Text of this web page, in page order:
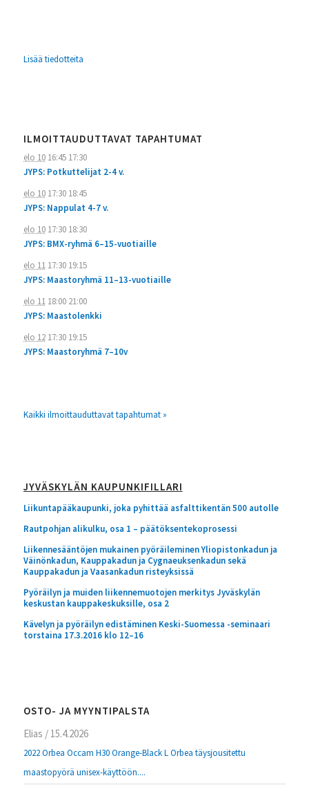
Lisää tiedotteita
ILMOITTAUDUTTAVAT TAPAHTUMAT
elo 1016:45 17:30
JYPS: Potkuttelijat 2-4 v.
elo 1017:30 18:45
JYPS: Nappulat 4-7 v.
elo 1017:30 18:30
JYPS: BMX-ryhmä 6–15-vuotiaille
elo 1117:30 19:15
JYPS: Maastoryhmä 11–13-vuotiaille
elo 1118:00 21:00
JYPS: Maastolenkki
elo 1217:30 19:15
JYPS: Maastoryhmä 7–10v
Kaikki ilmoittauduttavat tapahtumat »
JYVÄSKYLÄN KAUPUNKIFILLARI
Liikuntapääkaupunki, joka pyhittää asfalttikentän 500 autolle
Rautpohjan alikulku, osa 1 – päätöksentekoprosessi
Liikennesääntöjen mukainen pyöräileminen Yliopistonkadun ja
Väinönkadun, Kauppakadun ja Cygnaeuksenkadun sekä
Kauppakadun ja Vaasankadun risteyksissä
Pyöräilyn ja muiden liikennemuotojen merkitys Jyväskylän
keskustan kauppakeskuksille, osa 2
Kävelyn ja pyöräilyn edistäminen Keski-Suomessa -seminaari
torstaina 17.3.2016 klo 12–16
OSTO- JA MYYNTIPALSTA
Elias / 15.4.2026
2022 Orbea Occam H30 Orange-Black L Orbea täysjousitettu
maastopyörä unisex-käyttöön....